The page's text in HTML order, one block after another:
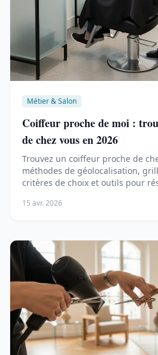
Métier & Salon
Coiffeur proche de moi :
de chez vous en 2026
Trouvez un coiffeur proche de
méthodes de géolocalisation,
critères de choix et outils pour
15 avr. 2026